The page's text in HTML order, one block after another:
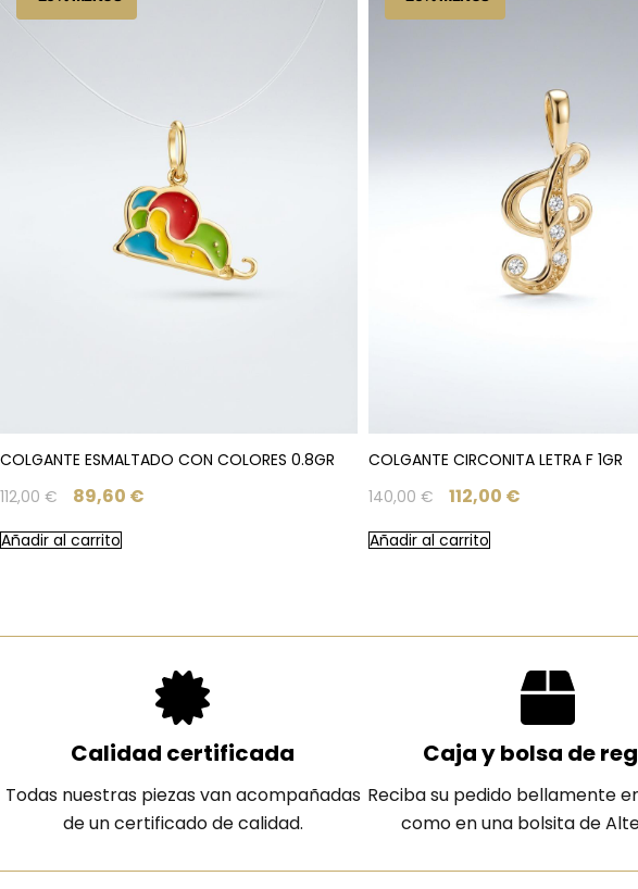
COLGANTE ESMALTADO CON COLORES 0.8GR
112,00 € 89,60 €
Añadir al carrito
COLGANTE CIRCONITA LETRA F 1GR
140,00 € 112,00 €
Añadir al carrito
Calidad certificada
Todas nuestras piezas van acompañadas
de un certificado de calidad.
Caja y bolsa de
Reciba su pedido bellamente
como en una bolsita de